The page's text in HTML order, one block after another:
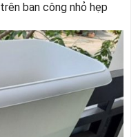
ban công nhỏ hẹp